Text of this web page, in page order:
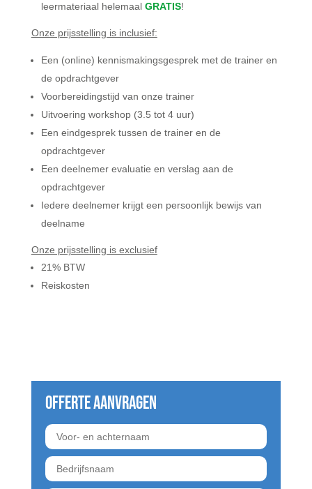
leermateriaal helemaal GRATIS!
Onze prijsstelling is inclusief:
Een (online) kennismakingsgesprek met de trainer en
de opdrachtgever
Voorbereidingstijd van onze trainer
Uitvoering workshop (3.5 tot 4 uur)
Een eindgesprek tussen de trainer en de
opdrachtgever
Een deelnemer evaluatie en verslag aan de
opdrachtgever
Iedere deelnemer krijgt een persoonlijk bewijs van
deelname
Onze prijsstelling is exclusief
21% BTW
Reiskosten
Offerte aanvragen